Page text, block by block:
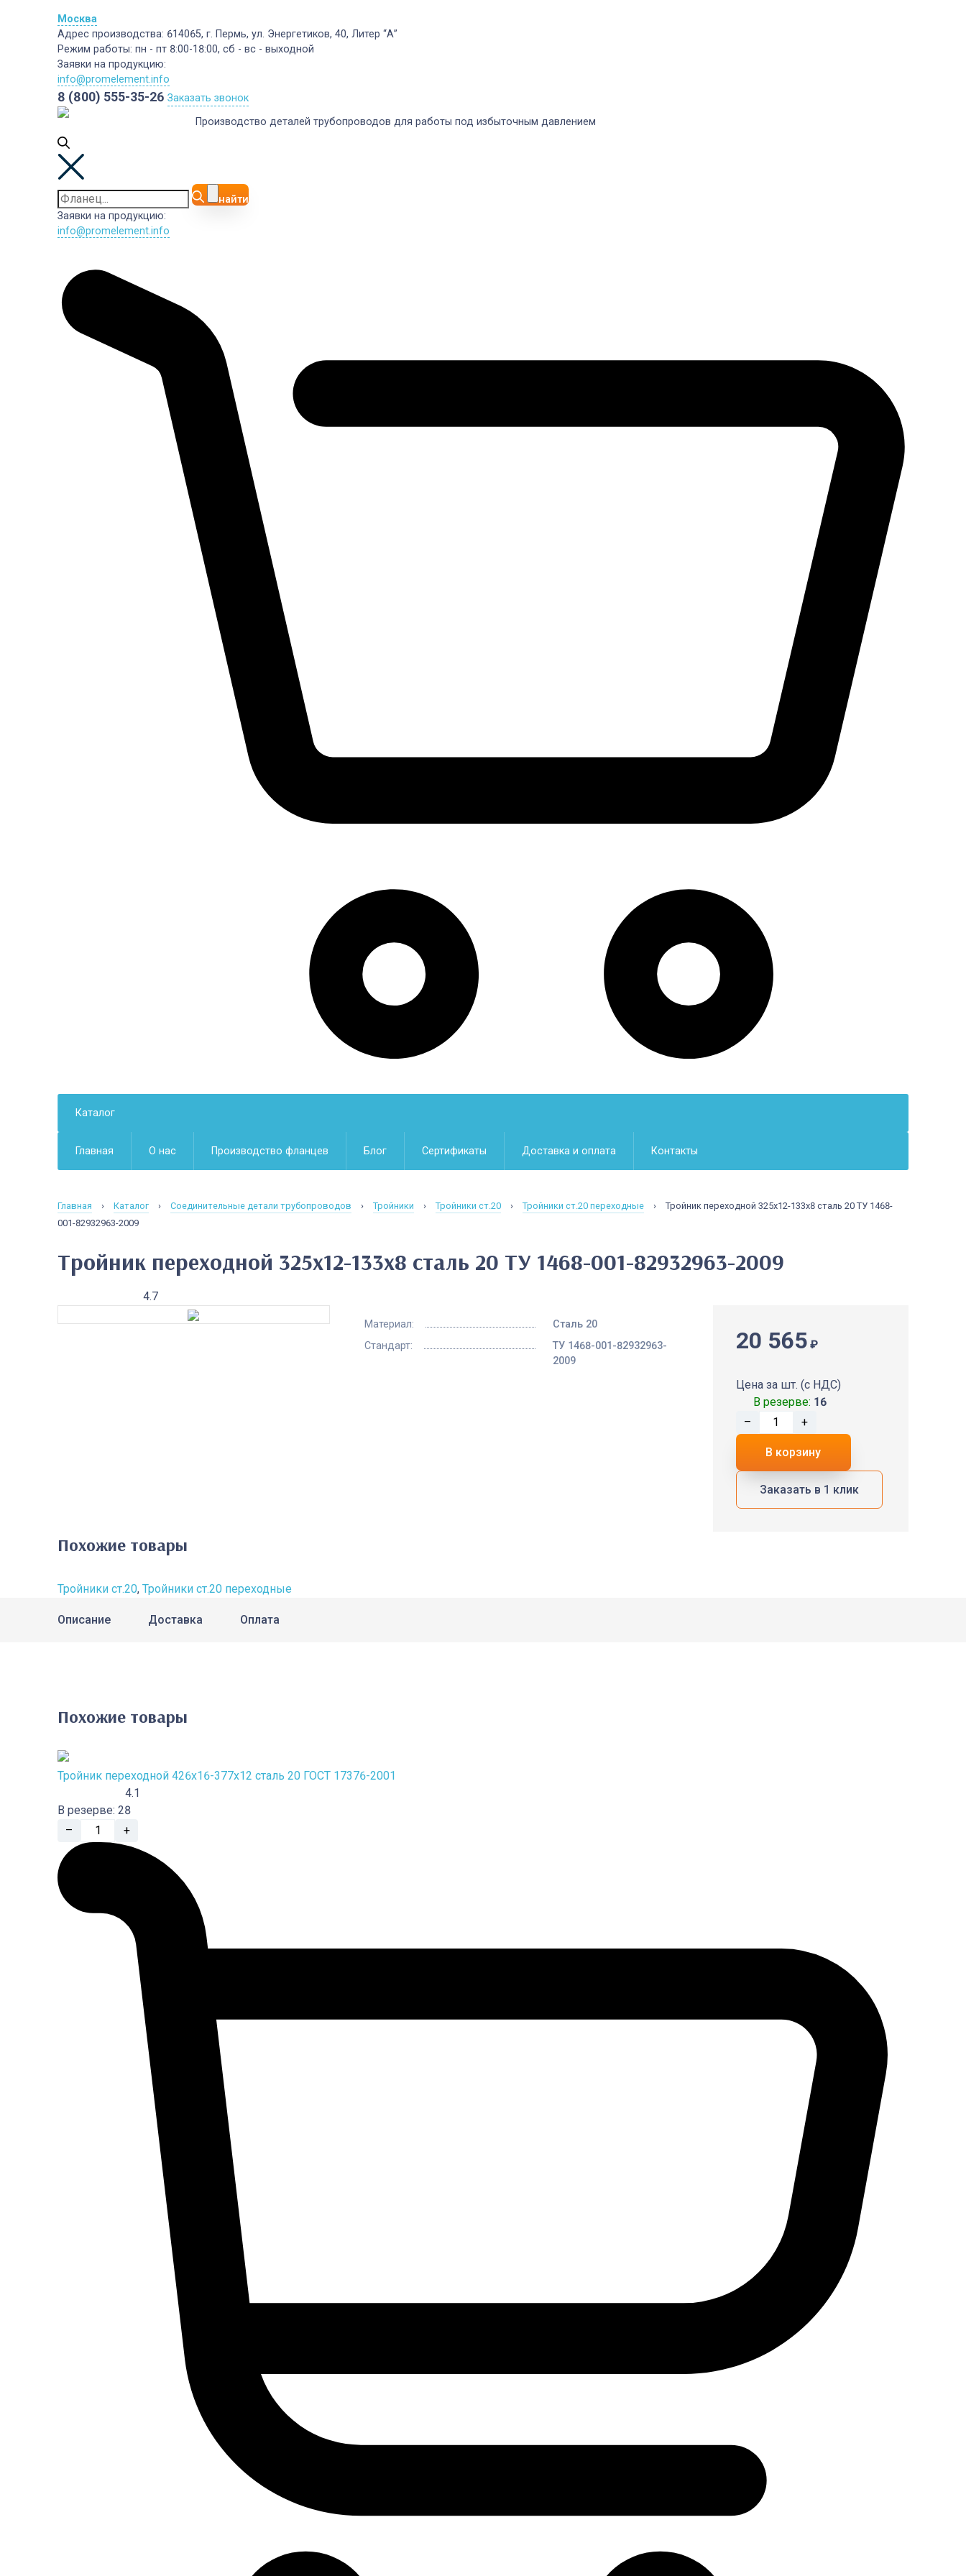
Москва
Адрес производства: 614065, г. Пермь, ул. Энергетиков, 40, Литер “А”
Режим работы: пн - пт 8:00-18:00, сб - вс - выходной
Заявки на продукцию:
info@promelement.info
8 (800) 555-35-26 Заказать звонок
Производство деталей трубопроводов для работы под избыточным давлением
найти
Заявки на продукцию:
info@promelement.info
Каталог
Главная О нас Производство фланцев Блог Сертификаты Доставка и оплата Контакты
Главная › Каталог › Соединительные детали трубопроводов › Тройники › Тройники ст.20 › Тройники ст.20 переходные ›
Тройник переходной 325х12-133х8 сталь 20 ТУ 1468-
001-82932963-2009
Тройник переходной 325х12-133х8 сталь 20 ТУ 1468-001-82932963-2009
4.7
Материал:
Сталь 20
Стандарт:
ТУ 1468-001-82932963-
2009
20 565 ₽
Цена за шт. (с НДС)
В резерве: 16
–
+
В корзину
Заказать в 1 клик
Похожие товары
Тройники ст.20, Тройники ст.20 переходные
Описание Доставка Оплата
Похожие товары
Тройник переходной 426х16-377х12 сталь 20 ГОСТ 17376-2001
4.1
В резерве: 28
–
+